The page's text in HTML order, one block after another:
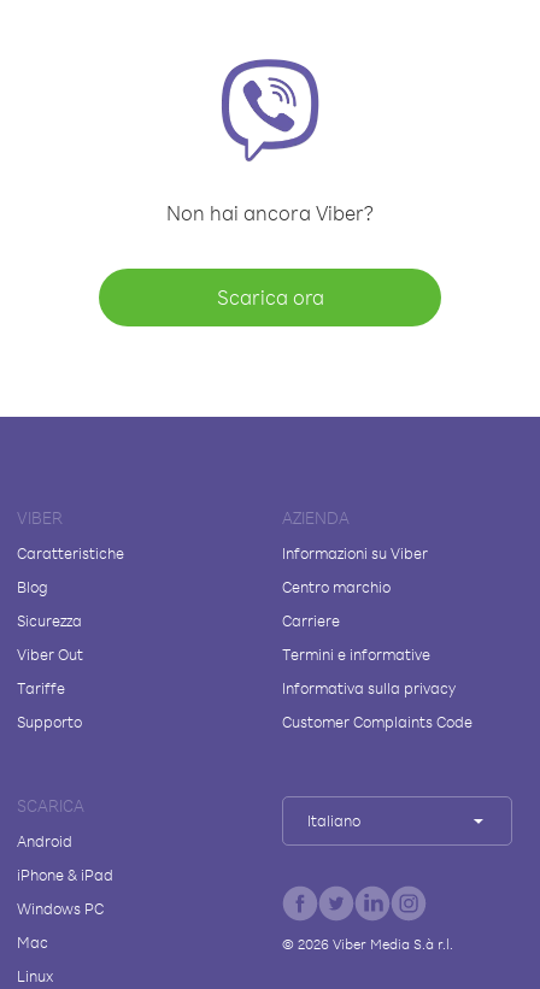
Non hai ancora Viber?
Scarica ora
VIBER
Caratteristiche
Blog
Sicurezza
Viber Out
Tariffe
Supporto
AZIENDA
Informazioni su Viber
Centro marchio
Carriere
Termini e informative
Informativa sulla privacy
Customer Complaints Code
SCARICA
Android
iPhone & iPad
Windows PC
Mac
Linux
Italiano
© 2026Viber Media S.à r.l.